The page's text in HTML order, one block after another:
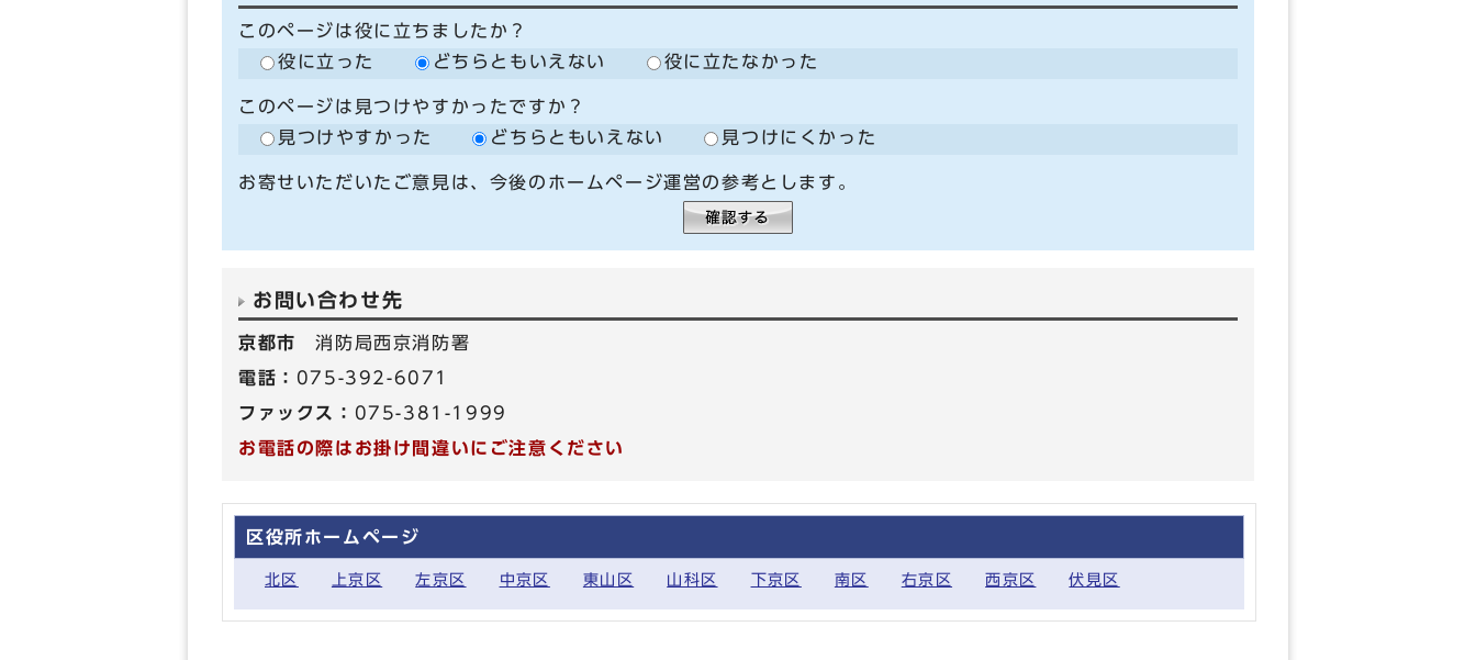
このページは役に立ちましたか？
役に立った
どちらともいえない 役に立たなかった
このページは見つけやすかったですか？
見つけやすかった
どちらともいえない 見つけにくかった
お寄せいただいたご意見は、今後のホームページ運営の参考とします。
お問い合わせ先
京都市消防局西京消防署
電話： 075-392-6071
ファックス： 075-381-1999
お電話の際はお掛け間違いにご注意ください
区役所ホームページ
北区 上京区 左京区 中京区 東山区 山科区 下京区 南区 右京区 西京区 伏見区